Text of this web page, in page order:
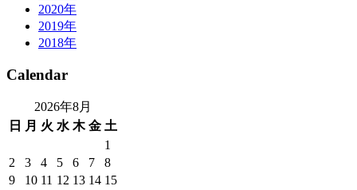
2020年
2019年
2018年
Calendar
2026年8月
日
月 火 水 木 金 土
1
2
3 4 5 6 7
8
9
10 11 12 13 14 15